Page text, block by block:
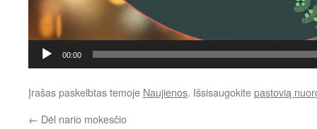
00:00
Įrašas paskelbtas temoje Naujienos. Išsisaugokitepastovią
← Dėl nario mokesčio